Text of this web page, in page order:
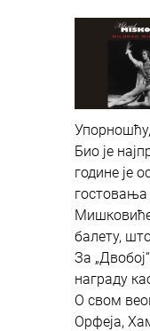
Био је
године је
гостовања
балету,
За
награду
О свом
Орфеја,